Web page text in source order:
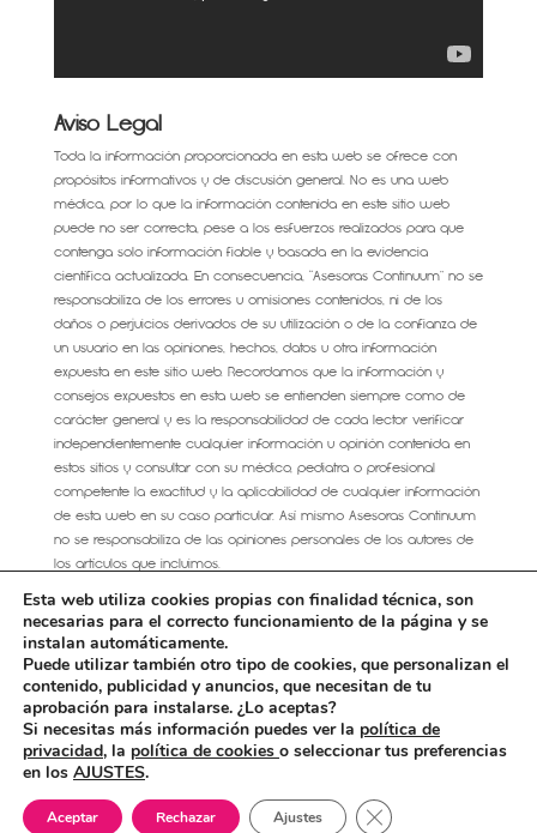
Aviso Legal
Toda la información proporcionada en esta web se ofrece con
propósitos informativos y de discusión general. No es una web
médica, por lo que la información contenida en este sitio web
puede no ser correcta, pese a los esfuerzos realizados para que
contenga solo información fiable y basada en la evidencia
científica actualizada. En consecuencia, “Asesoras Continuum” no se
responsabiliza de los errores u omisiones contenidos, ni de los
daños o perjuicios derivados de su utilización o de la confianza de
un usuario en las opiniones, hechos, datos u otra información
expuesta en este sitio web. Recordamos que la información y
consejos expuestos en esta web se entienden siempre como de
carácter general y es la responsabilidad de cada lector verificar
independientemente cualquier información u opinión contenida en
estos sitios y consultar con su médico, pediatra o profesional
competente la exactitud y la aplicabilidad de cualquier información
de esta web en su caso particular. Así mismo Asesoras Continuum
no se responsabiliza de las opiniones personales de los autores de
los artículos que incluimos.
AVISO LEGAL
CONDICIONES GENERALES DE VENTA
Política de cookies
Más información sobre las cookies
Contacto
©NohemiHervada2013-2019
Esta web utiliza cookies propias con finalidad técnica, son
necesarias para el correcto funcionamiento de la página y se
instalan automáticamente.
Puede utilizar también otro tipo de cookies, que personalizan el
contenido, publicidad y anuncios, que necesitan de tu
aprobación para instalarse. ¿Lo aceptas?
Si necesitas más información puedes ver la política de
privacidad, la política de cookies o seleccionar tus preferencias
en los AJUSTES.
Aceptar Rechazar Ajustes Cerrar el banner de